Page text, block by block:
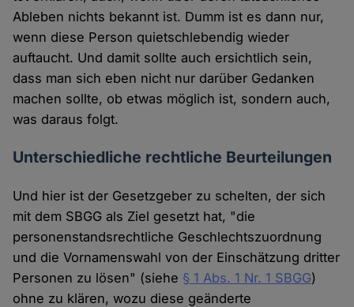
Ableben nichts bekannt ist. Dumm ist es dann nur,
wenn diese Person quietschlebendig wieder
auftaucht. Und damit sollte auch ersichtlich sein,
dass man sich eben nicht nur darüber Gedanken
machen sollte, ob etwas möglich ist, sondern auch,
was daraus folgt.
Unterschiedliche rechtliche Beurteilungen
Und hier ist der Gesetzgeber zu schelten, der sich
mit dem SBGG als Ziel gesetzt hat, "die
personenstandsrechtliche Geschlechtszuordnung
und die Vornamenswahl von der Einschätzung dritter
Personen zu lösen" (siehe § 1 Abs. 1 Nr. 1 SBGG)
ohne zu klären, wozu diese geänderte